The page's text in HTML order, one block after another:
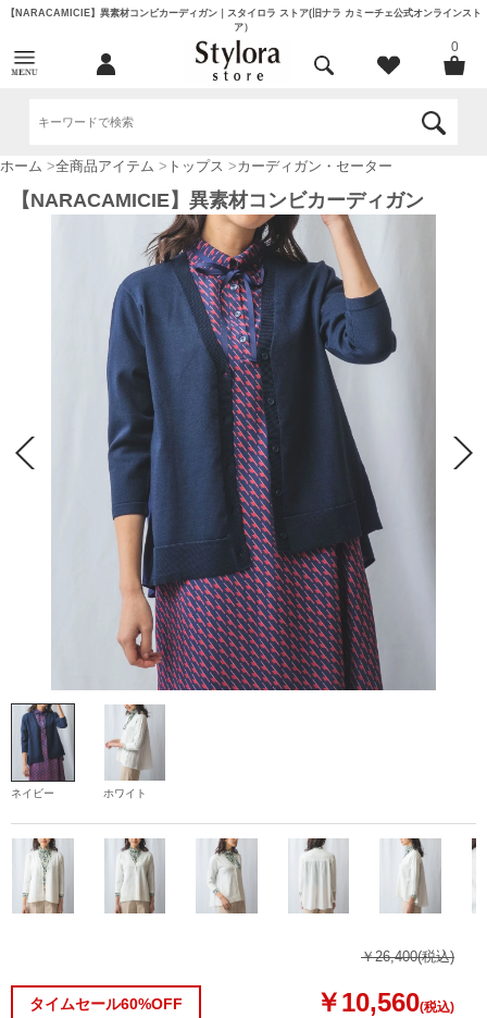
【NARACAMICIE】異素材コンビカーディガン｜スタイロラ ストア(旧ナラ カミーチェ公式オンラインスト
ア）
0
ホーム >全商品アイテム > トップス >カーディガン・セーター
【NARACAMICIE】異素材コンビカーディガン
ネイビー ホワイト
￥26,400(税込)
タイムセール60%OFF ￥10,560(税込)